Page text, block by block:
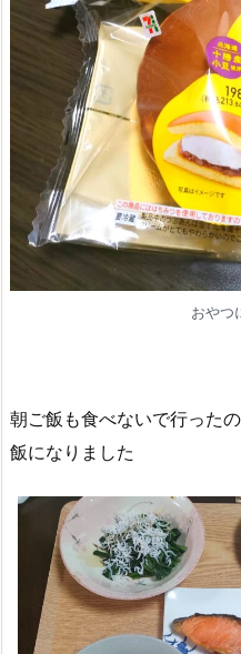
おやつ
朝ご飯も食べないで行った
飯になりました